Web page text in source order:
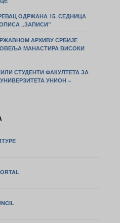
ОДРЖАНА 15. СЕДНИЦА
„ЗАПИСИ”
АРХИВУ СРБИЈЕ
МАНАСТИРА ВИСОКИ
СТУДЕНТИ ФАКУЛТЕТА ЗА
УНИОН –